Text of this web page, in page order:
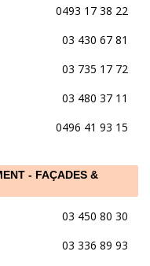
0493 17 38 22
03 430 67 81
03 735 17 72
03 480 37 11
0496 41 93 15
- FAÇADES &
03 450 80 30
03 336 89 93